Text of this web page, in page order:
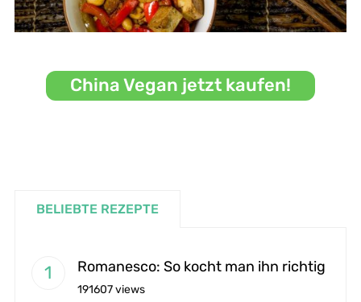
China Vegan jetzt kaufen!
BELIEBTE REZEPTE
Romanesco: So kocht man ihn richtig
191607 views